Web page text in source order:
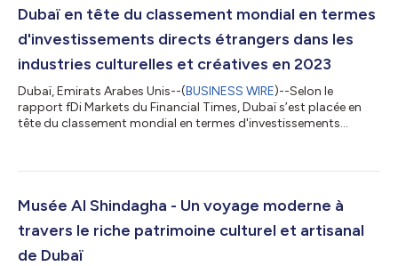
Industries Cluster », a placé Dubaï devant des pôles mondiaux
Dubaï en tête du classement mondial en termes
d'investissements directs étrangers dans les
industries culturelles et créatives en 2023
Dubaï, Emirats Arabes Unis--(BUSINESS WIRE)--Selon le
rapport fDi Markets du Financial Times, Dubaï s’est placée en
tête du classement mondial en termes d'investissements
renforce sa compétitivité en tant que capitale mondiale de
mondial en tant que meilleure destination en matière de
création d’emplois et d’entré...
Musée Al Shindagha - Un voyage moderne à
travers le riche patrimoine culturel et artisanal
de Dubaï